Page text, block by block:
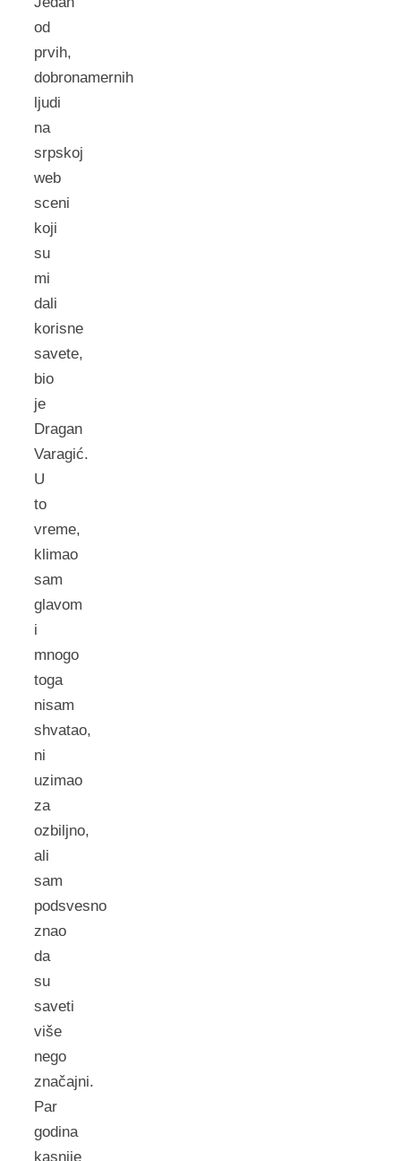
od
prvih,
dobronamernih
ljudi
na
srpskoj
web
sceni
koji
su
mi
dali
korisne
savete,
bio
je
Dragan
Varagić.
U
to
vreme,
klimao
sam
glavom
i
mnogo
toga
nisam
shvatao,
ni
uzimao
za
ozbiljno,
ali
sam
podsvesno
znao
da
su
saveti
više
nego
značajni.
Par
godina
kasnije